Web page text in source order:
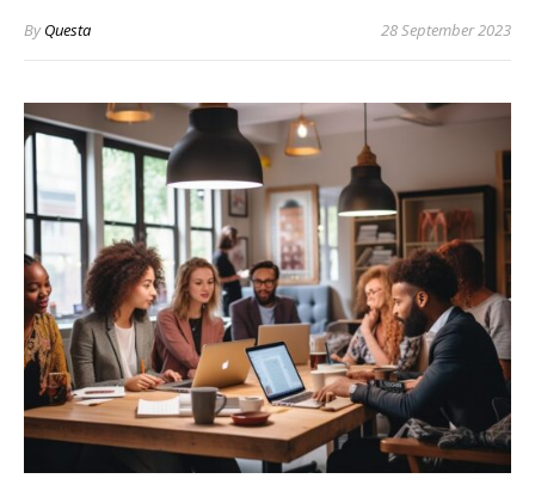
ByQuesta 28 September 2023